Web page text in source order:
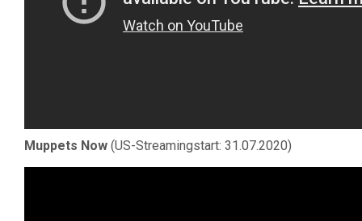
Muppets Now (US-Streamingstart: 31.07.2020)